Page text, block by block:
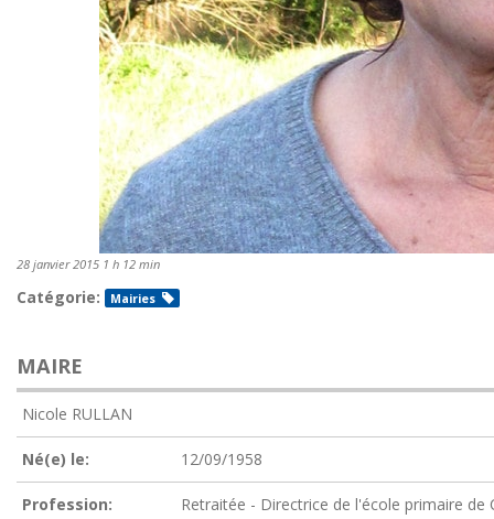
28 janvier 2015 1 h 12 min
Catégorie: Mairies
MAIRE
Nicole RULLAN
Né(e) le: 12/09/1958
Profession: Retraitée - Directrice de l'école primaire de